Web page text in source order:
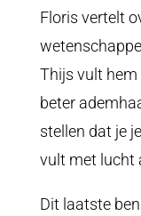
Floris vertelt
Thijs vult
beter
stellen dat je
vult met lucht
Dit laatste